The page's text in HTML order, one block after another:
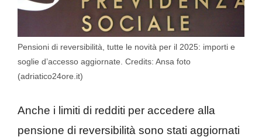
Pensioni di reversibilità, tutte le novità per il 2025: importi e
soglie d’accesso aggiornate. Credits: Ansa foto
(adriatico24ore.it)
Anche i limiti di redditi per accedere alla
pensione di reversibilità sono stati aggiornati